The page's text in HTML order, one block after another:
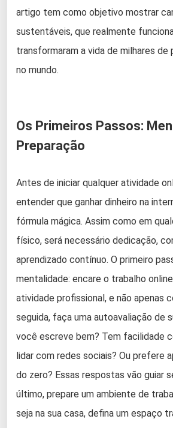
artigo tem como objetivo mostrar
sustentáveis, que realmente
transformaram a vida de milhares de
no mundo.
Os Primeiros Passos:
Preparação
Antes de iniciar qualquer atividade
entender que ganhar dinheiro na
fórmula mágica. Assim como em
físico, será necessário dedicação,
aprendizado contínuo. O primeiro
mentalidade: encare o trabalho
atividade profissional, e não apenas
seguida, faça uma autoavaliação de
você escreve bem? Tem facilidade
lidar com redes sociais? Ou prefere
do zero? Essas respostas vão guiar
último, prepare um ambiente de
seja na sua casa, defina um espaço